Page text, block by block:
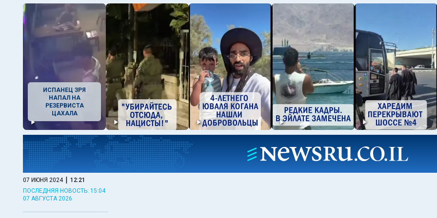
ИСПАНЕЦ ЗРЯ
НАПАЛ НА
РЕЗЕРВИСТА
ЦАХАЛА
07 ИЮНЯ 2024 | 12:21
ПОСЛЕДНЯЯ НОВОСТЬ: 15:04
07 АВГУСТА 2026